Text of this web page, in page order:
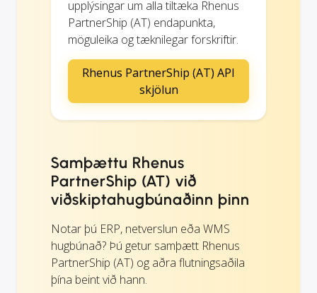
upplýsingar um alla tiltæka Rhenus
PartnerShip (AT) endapunkta,
möguleika og tæknilegar forskriftir.
Rhenus PartnerShip (AT) API
skjölun
Samþættu Rhenus
PartnerShip (AT) við
viðskiptahugbúnaðinn þinn
Notar þú ERP, netverslun eða WMS
hugbúnað? Þú getur samþætt Rhenus
PartnerShip (AT) og aðra flutningsaðila
þína beint við hann.